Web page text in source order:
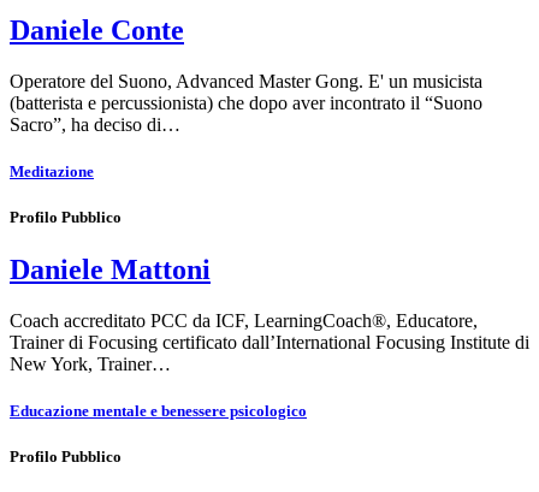
Daniele Conte
Operatore del Suono, Advanced Master Gong. E' un musicista
(batterista e percussionista) che dopo aver incontrato il “Suono
Sacro”, ha deciso di…
Meditazione
Profilo Pubblico
Daniele Mattoni
Coach accreditato PCC da ICF, LearningCoach®, Educatore,
Trainer di Focusing certificato dall’International Focusing Institute di
New York, Trainer…
Educazione mentale e benessere psicologico
Profilo Pubblico